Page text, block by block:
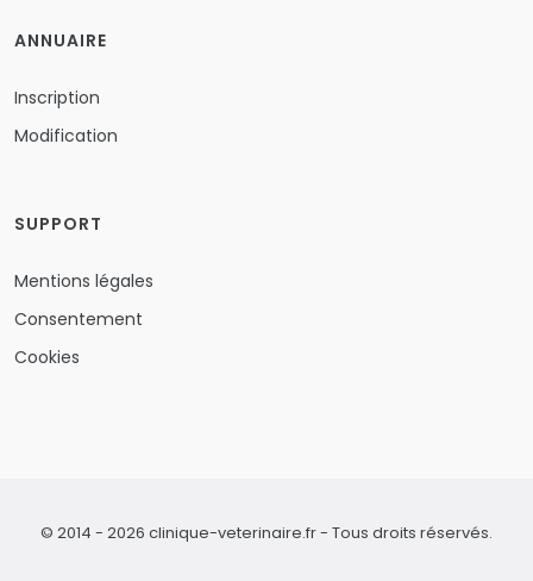
ANNUAIRE
Inscription
Modification
SUPPORT
Mentions légales
Consentement
Cookies
© 2014 - 2026 clinique-veterinaire.fr - Tous droits réservés.